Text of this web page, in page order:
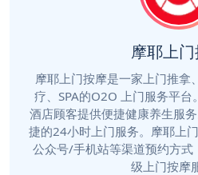
摩耶上
摩耶上门按摩是一家上门推拿
疗、SPA的O2O 上门服务平台
酒店顾客提供便捷健康养生服
捷的24小时上门服务。摩耶上
公众号/手机站等渠道预约方式
级上门按摩